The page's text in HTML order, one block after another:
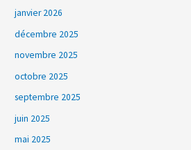
janvier 2026
décembre 2025
novembre 2025
octobre 2025
septembre 2025
juin 2025
mai 2025